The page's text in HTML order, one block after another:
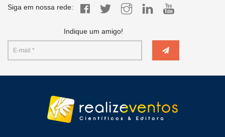
Siga em nossa rede:
Indique um amigo!